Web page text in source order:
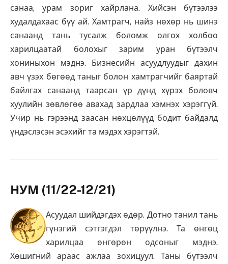
санаа, урам зориг хайрлана. Хийсэн бүтээлээ
худалдахаас бүү ай. Хамтрагч, найз нөхөр нь шинэ
санаанд тань тусалж боломж олгох холбоо
харилцаатай болохыг зарим уран бүтээлч
хониныхон мэднэ. Бизнесийн асуудлуудыг дахин
авч үзэх бөгөөд таныг болон хамтрагчийг баяртай
байлгах санаанд таарсан үр дүнд хүрэх боловч
хуулийн зөвлөгөө авахад зардлаа хэмнэх хэрэггүй.
Учир нь гэрээнд заасан нөхцөлүүд бодит байдалд
үндэслэсэн эсэхийг та мэдэх хэрэгтэй.
НУМ (11/22-12/21)
Асуудал шийдэгдэх өдөр. Дотно танил тань
гүнзгий сэтгэгдэл төрүүлнэ. Та өнгөц
харилцаа өнгөрөн одсоныг мэднэ.
Хөшигний араас ажлаа зохицуул. Таны бүтээлч